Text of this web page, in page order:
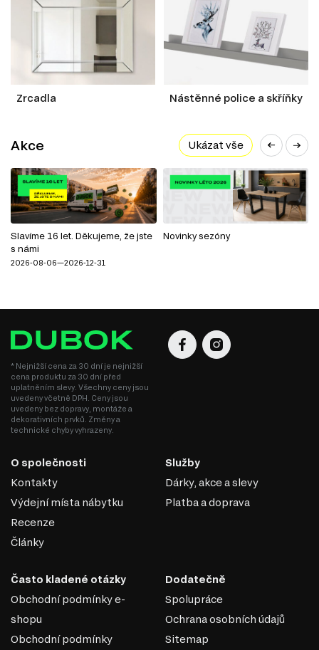
Zrcadla Nástěnné police a skříňky
Akce Ukázat vše
Slavíme 16 let. Děkujeme, že jste
s námi
2026-08-06—2026-12-31
Novinky sezóny
* Nejnižší cena za 30 dní je nejnižší
cena produktu za 30 dní před
uplatněním slevy. Všechny ceny jsou
uvedeny včetně DPH. Ceny jsou
uvedeny bez dopravy, montáže a
dekorativních prvků. Změny a
technické chyby vyhrazeny.
O společnosti
Kontakty
Výdejní místa nábytku
Recenze
Články
Služby
Dárky, akce a slevy
Platba a doprava
Často kladené otázky
Obchodní podmínky e-
shopu
Obchodní podmínky
Dodatečně
Spolupráce
Ochrana osobních údajů
Sitemap